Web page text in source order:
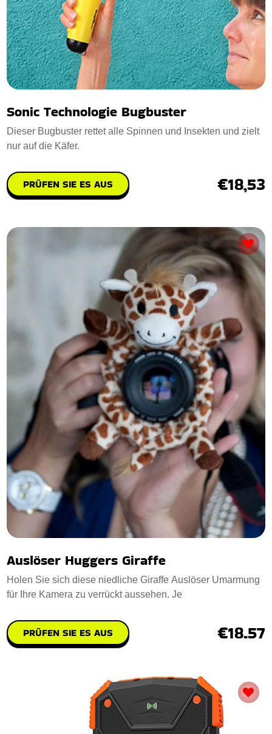
Sonic Technologie Bugbuster
Dieser Bugbuster rettet alle Spinnen und Insekten und zielt
nur auf die Käfer.
PRÜFEN SIE ES AUS €18,53
Auslöser Huggers Giraffe
Holen Sie sich diese niedliche Giraffe Auslöser Umarmung
für Ihre Kamera zu verrückt aussehen. Je
PRÜFEN SIE ES AUS €18.57